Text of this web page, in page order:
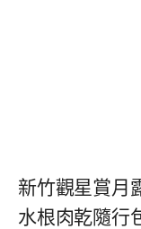
新竹觀星賞月
水根肉乾隨行